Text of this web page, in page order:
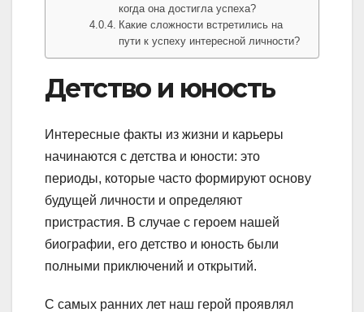
когда она достигла успеха?
Какие сложности встретились на
пути к успеху интересной личности?
Детство и юность
Интересные факты из жизни и карьеры
начинаются с детства и юности: это
периоды, которые часто формируют основу
будущей личности и определяют
пристрастия. В случае с героем нашей
биографии, его детство и юность были
полными приключений и открытий.
С самых ранних лет наш герой проявлял